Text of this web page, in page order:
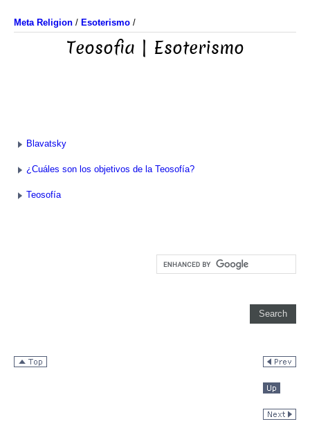
Meta Religion / Esoterismo /
Teosofia | Esoterismo
Blavatsky
¿Cuáles son los objetivos de la Teosofía?
Teosofía